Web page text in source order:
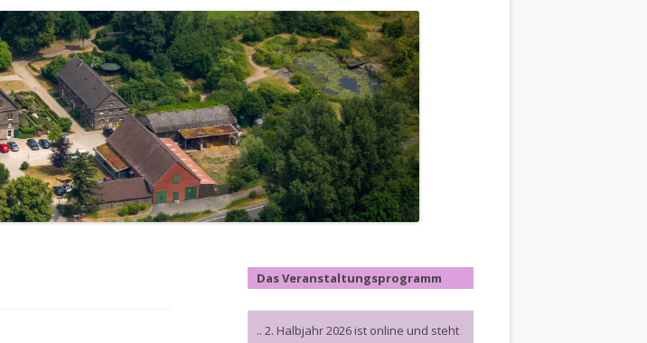
Das Veranstaltungsprogramm
.. 2. Halbjahr 2026 ist online und steht